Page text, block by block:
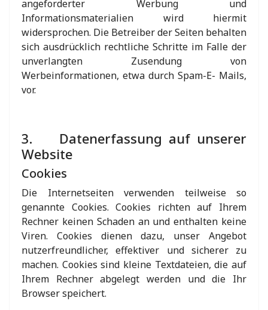
angeforderter Werbung und
Informationsmaterialien wird hiermit
widersprochen. Die Betreiber der Seiten behalten
sich ausdrücklich rechtliche Schritte im Falle der
unverlangten Zusendung von
Werbeinformationen, etwa durch Spam-E- Mails,
vor.
3. Datenerfassung auf unserer
Website
Cookies
Die Internetseiten verwenden teilweise so
genannte Cookies. Cookies richten auf Ihrem
Rechner keinen Schaden an und enthalten keine
Viren. Cookies dienen dazu, unser Angebot
nutzerfreundlicher, effektiver und sicherer zu
machen. Cookies sind kleine Textdateien, die auf
Ihrem Rechner abgelegt werden und die Ihr
Browser speichert.